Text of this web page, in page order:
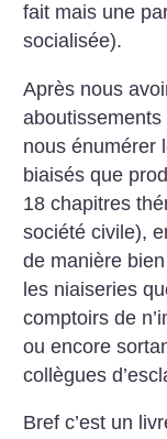
fait mais une
socialisée).
Après nous
aboutissements
nous énumérer
biaisés que
18 chapitres
société civile),
de manière
les niaiseries
comptoirs de
ou encore
collègues
Bref c’est un